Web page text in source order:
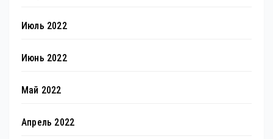
Июль 2022
Июнь 2022
Май 2022
Апрель 2022